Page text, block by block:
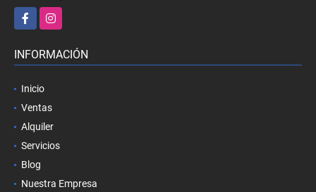
FacebookInstagram
INFORMACIÓN
Inicio
Ventas
Alquiler
Servicios
Blog
Nuestra Empresa